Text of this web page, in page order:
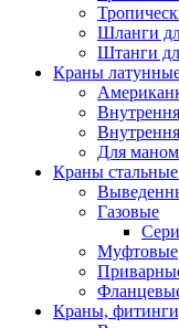
Шланги
Штанги
Краны
Для
Краны
Газовые
Муфтовые
Краны,